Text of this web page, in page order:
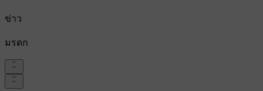
ข่าว
มรดก